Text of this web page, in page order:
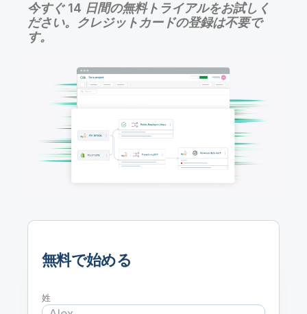
Back
コミュニティ
カスタマーサポート
カスタマーポータル
初期トレーニング
製品関連
Back
企業情報
採用情報
ニュースルーム
事業所 / 連絡先
Talend
テクノロジーパートナーとの連携
Qlik のデータ統合とデータ分析の価値を最大化
データ分析と AI
適切なデータ統合プランで、信頼できるデータを迅速に提供し、よりスマー
トな意思決定を促進します。
適切なデータ分析プランで、より優れたインサイトを獲得し、ビジネス成果
の達成をサポートします。
イベント / Web セミナー
コミュニティ
今すぐ 14 日間の無料トライアルをお試しく
ださい。クレジットカードの登録は不要で
す。
無料で始める
姓